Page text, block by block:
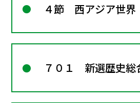
４節 西アジア世界
７０１ 新選歴史総